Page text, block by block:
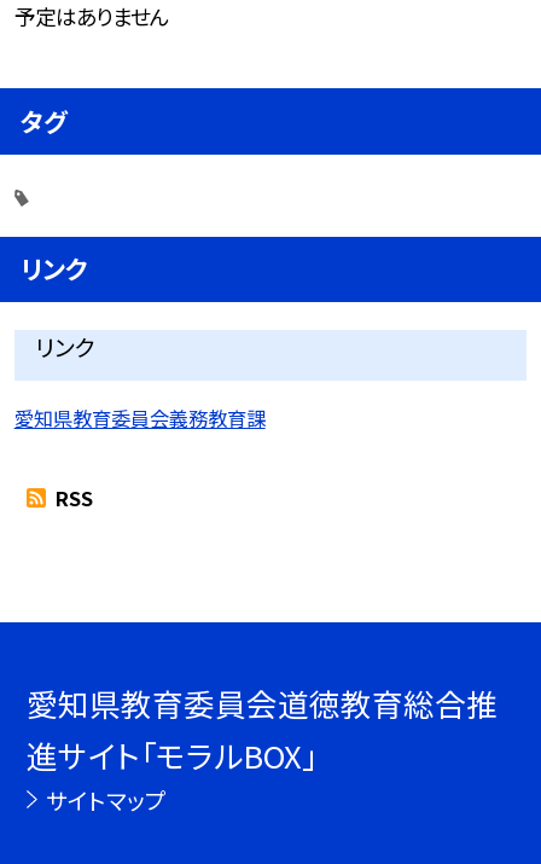
予定はありません
タグ
リンク
リンク
愛知県教育委員会義務教育課
RSS
愛知県教育委員会道徳教育総合推
進サイト「モラルBOX」
サイトマップ